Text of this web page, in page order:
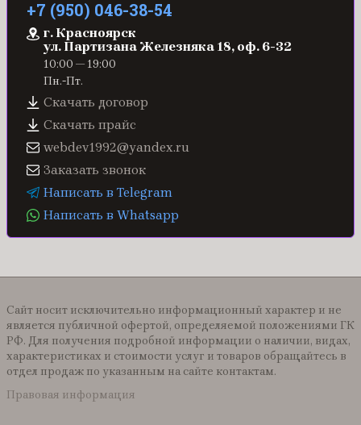
+7 (950) 046-38-54
г. Красноярск
ул. Партизана Железняка 18, оф. 6-32
10:00 — 19:00
Пн.-Пт.
Скачать договор
Скачать прайс
webdev1992@yandex.ru
Заказать звонок
Написать в Telegram
Написать в Whatsapp
Сайт носит исключительно информационный характер и не
является публичной офертой, определяемой положениями ГК
РФ. Для получения подробной информации о наличии, видах,
характеристиках и стоимости услуг и товаров обращайтесь в
отдел продаж по указанным на сайте контактам.
Правовая информация